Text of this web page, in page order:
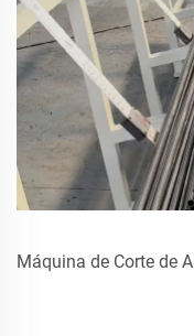
Máquina de Corte de